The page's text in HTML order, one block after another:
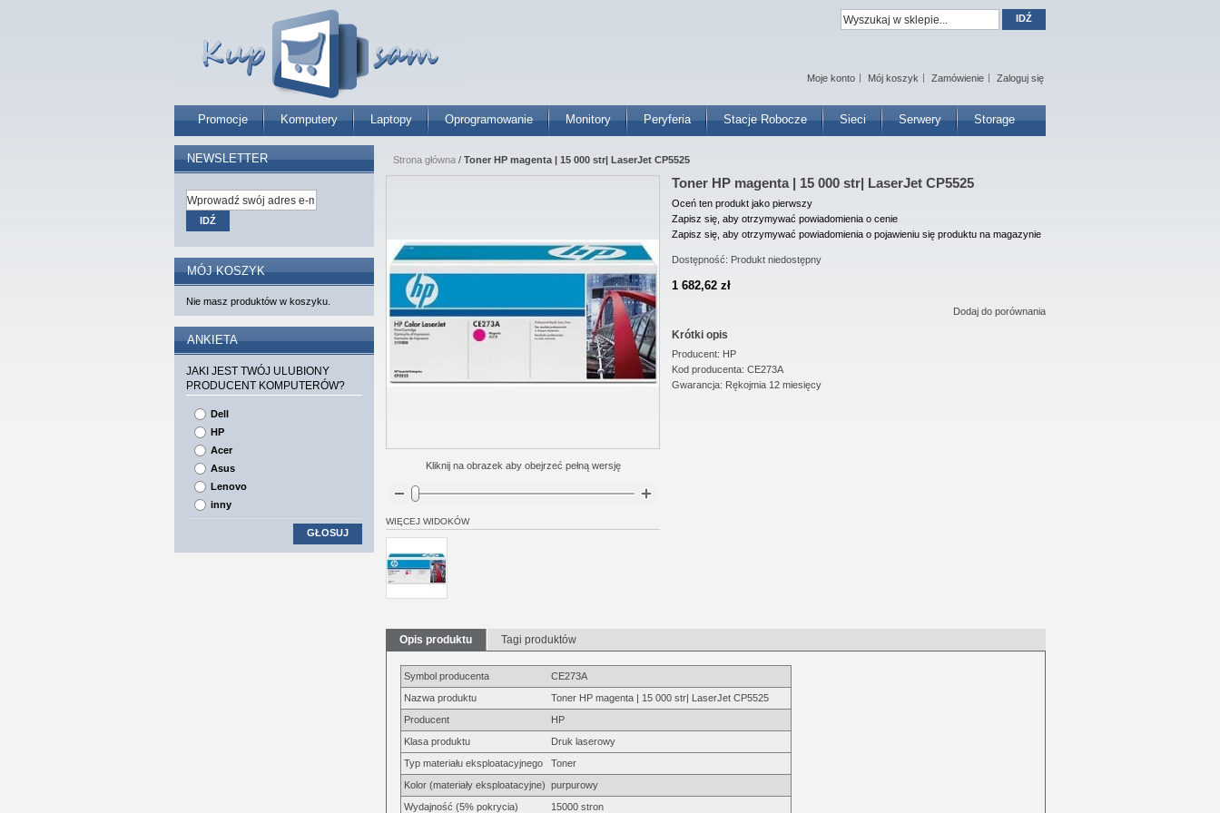
Promocje Komputery Laptopy Oprogramowanie Monitory Peryferia Stacje Robocze Sieci Serwery Storage
Moje konto Mój koszyk Zamówienie Zaloguj się
IDŹ
Strona główna / Toner HP magenta | 15 000 str| LaserJet CP5525
Toner HP magenta | 15 000 str| LaserJet CP5525
Oceń ten produkt jako pierwszy
Zapisz się, aby otrzymywać powiadomienia o cenie
Zapisz się, aby otrzymywać powiadomienia o pojawieniu się produktu na magazynie
Dostępność: Produkt niedostępny
1 682,62 zł
Dodaj do porównania
Krótki opis
Producent: HP
Kod producenta: CE273A
Gwarancja: Rękojmia 12 miesięcy
Kliknij na obrazek aby obejrzeć pełną wersję
WIĘCEJ WIDOKÓW
Opis produktu Tagi produktów
Symbol producenta
CE273A
Nazwa produktu
Toner HP magenta | 15 000 str| LaserJet CP5525
Producent
HP
Klasa produktu
Druk laserowy
Typ materiału eksploatacyjnego
Toner
Kolor (materiały eksploatacyjne) purpurowy
Wydajność (5% pokrycia)
15000 stron
NEWSLETTER
IDŹ
MÓJ KOSZYK
Nie masz produktów w koszyku.
ANKIETA
JAKI JEST TWÓJ ULUBIONY
PRODUCENT KOMPUTERÓW?
Dell
HP
Acer
Asus
Lenovo
inny
GŁOSUJ